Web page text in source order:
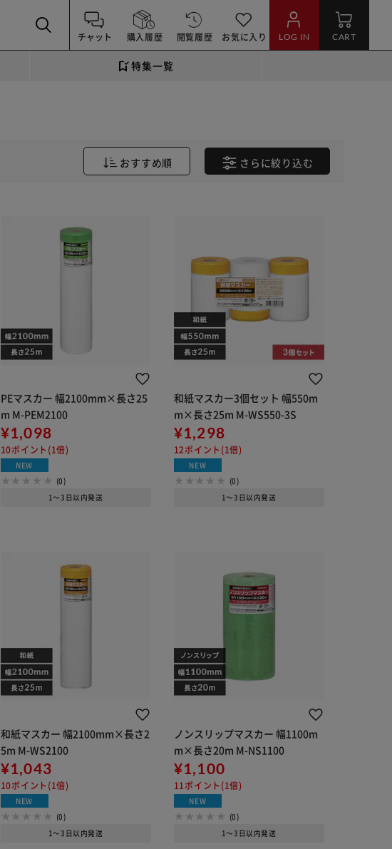
チャット 購入履歴 閲覧履歴 お気に入り LOG IN CART
特集一覧
おすすめ順 さらに絞り込む
PEマスカー 幅2100mm×長さ25
m M-PEM2100
¥1,098
10ポイント(1倍)
NEW
(0)
1～3日以内発送
和紙マスカー3個セット 幅550m
m×長さ25m M-WS550-3S
¥1,298
12ポイント(1倍)
NEW
(0)
1～3日以内発送
和紙マスカー 幅2100mm×長さ2
5m M-WS2100
¥1,043
10ポイント(1倍)
NEW
(0)
1～3日以内発送
ノンスリップマスカー 幅1100m
m×長さ20m M-NS1100
¥1,100
11ポイント(1倍)
NEW
(0)
1～3日以内発送